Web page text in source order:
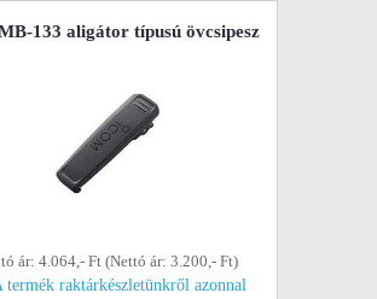
133 aligátor típusú övcsipesz
ár: 4.064,- Ft (Nettó ár: 3.200,- Ft)
termék raktárkészletünkről azonnal